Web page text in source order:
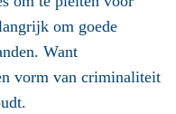
om goede
Want
vorm van criminaliteit